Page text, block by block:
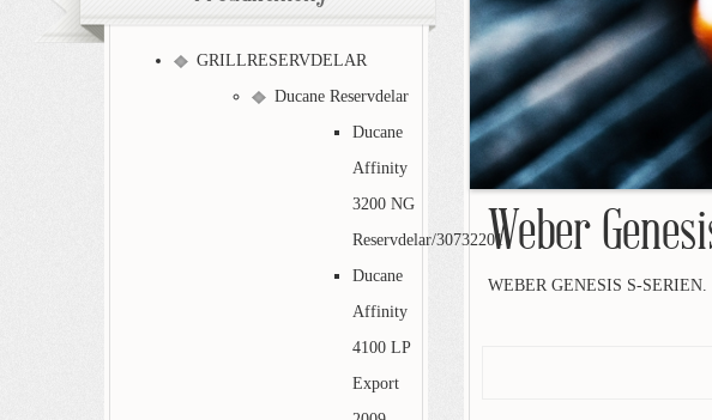
Weber
WEBER GENESIS S-SERIEN.
GRILLRESERVDELAR
Ducane Reservdelar
Ducane
Affinity
3200 NG
Reservdelar/30732201
Ducane
Affinity
4100 LP
Export